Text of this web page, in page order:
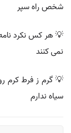
شخص راه سپر
💡 هر کس نکرد
نمی کنند
💡 گرم ز فرط کرم
سیاه ندارم